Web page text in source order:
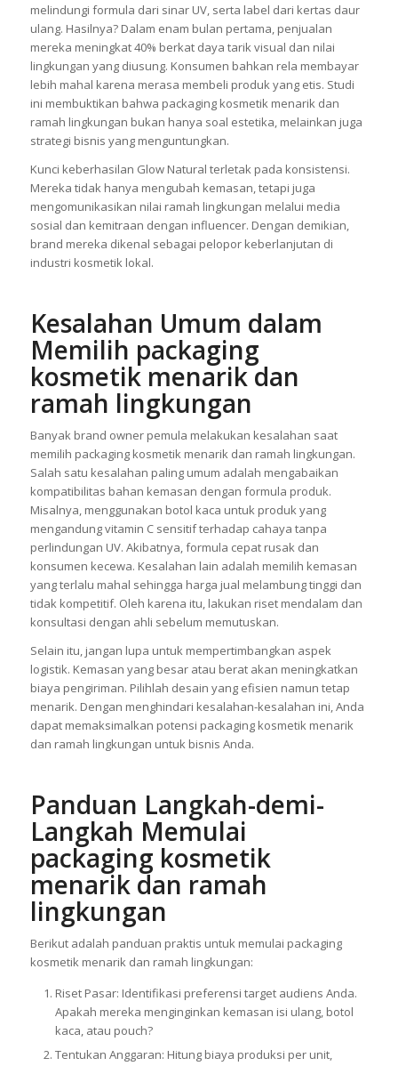
melindungi formula dari sinar UV, serta label dari kertas daur
ulang. Hasilnya? Dalam enam bulan pertama, penjualan
mereka meningkat 40% berkat daya tarik visual dan nilai
lingkungan yang diusung. Konsumen bahkan rela membayar
lebih mahal karena merasa membeli produk yang etis. Studi
ini membuktikan bahwa packaging kosmetik menarik dan
ramah lingkungan bukan hanya soal estetika, melainkan juga
strategi bisnis yang menguntungkan.
Kunci keberhasilan Glow Natural terletak pada konsistensi.
Mereka tidak hanya mengubah kemasan, tetapi juga
mengomunikasikan nilai ramah lingkungan melalui media
sosial dan kemitraan dengan influencer. Dengan demikian,
brand mereka dikenal sebagai pelopor keberlanjutan di
industri kosmetik lokal.
Kesalahan Umum dalam
Memilih packaging
kosmetik menarik dan
ramah lingkungan
Banyak brand owner pemula melakukan kesalahan saat
memilih packaging kosmetik menarik dan ramah lingkungan.
Salah satu kesalahan paling umum adalah mengabaikan
kompatibilitas bahan kemasan dengan formula produk.
Misalnya, menggunakan botol kaca untuk produk yang
mengandung vitamin C sensitif terhadap cahaya tanpa
perlindungan UV. Akibatnya, formula cepat rusak dan
konsumen kecewa. Kesalahan lain adalah memilih kemasan
yang terlalu mahal sehingga harga jual melambung tinggi dan
tidak kompetitif. Oleh karena itu, lakukan riset mendalam dan
konsultasi dengan ahli sebelum memutuskan.
Selain itu, jangan lupa untuk mempertimbangkan aspek
logistik. Kemasan yang besar atau berat akan meningkatkan
biaya pengiriman. Pilihlah desain yang efisien namun tetap
menarik. Dengan menghindari kesalahan-kesalahan ini, Anda
dapat memaksimalkan potensi packaging kosmetik menarik
dan ramah lingkungan untuk bisnis Anda.
Panduan Langkah-demi-
Langkah Memulai
packaging kosmetik
menarik dan ramah
lingkungan
Berikut adalah panduan praktis untuk memulai packaging
kosmetik menarik dan ramah lingkungan:
Riset Pasar: Identifikasi preferensi target audiens Anda.
Apakah mereka menginginkan kemasan isi ulang, botol
kaca, atau pouch?
Tentukan Anggaran: Hitung biaya produksi per unit,